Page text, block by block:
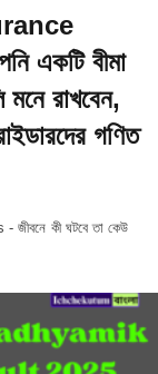
একটি বীমা
রাখবেন,
গণিত
কী ঘটবে তা কেউ